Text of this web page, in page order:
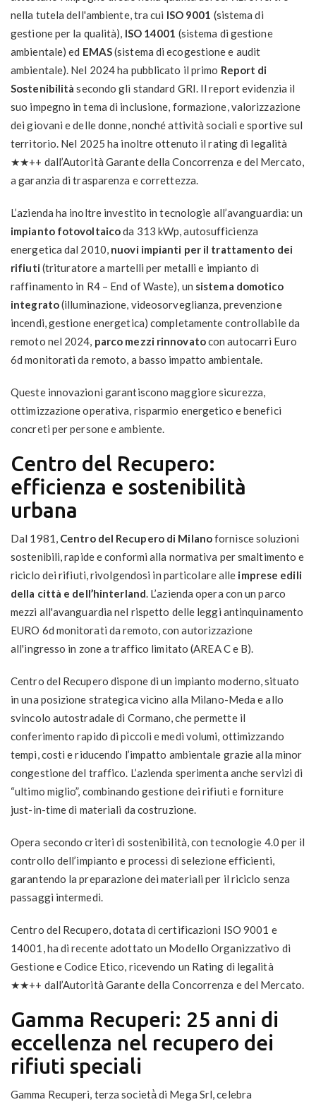
nella tutela dell'ambiente, tra cui ISO 9001 (sistema di
gestione per la qualità), ISO 14001 (sistema di gestione
ambientale) ed EMAS(sistema di ecogestione e audit
ambientale). Nel 2024 ha pubblicato il primo Report di
Sostenibilità secondo gli standard GRI. Il report evidenzia il
suo impegno in tema di inclusione, formazione, valorizzazione
dei giovani e delle donne, nonché attività sociali e sportive sul
territorio. Nel 2025 ha inoltre ottenuto il rating di legalità
★★++ dall’Autorità Garante della Concorrenza e del Mercato,
a garanzia di trasparenza e correttezza.
L’azienda ha inoltre investito in tecnologie all’avanguardia: un
impianto fotovoltaicoda 313 kWp, autosufficienza
energetica dal 2010, nuovi impianti per il trattamento dei
rifiuti (trituratore a martelli per metalli e impianto di
raffinamento in R4 – End of Waste), un sistema domotico
integrato(illuminazione, videosorveglianza, prevenzione
incendi, gestione energetica) completamente controllabile da
remoto nel 2024, parco mezzi rinnovatocon autocarri Euro
6d monitorati da remoto, a basso impatto ambientale.
Queste innovazioni garantiscono maggiore sicurezza,
ottimizzazione operativa, risparmio energetico e benefici
concreti per persone e ambiente.
Centro del Recupero:
efficienza e sostenibilità
urbana
Dal 1981, Centro del Recupero di Milanofornisce soluzioni
sostenibili, rapide e conformi alla normativa per smaltimento e
riciclo dei rifiuti, rivolgendosi in particolare alle imprese edili
della città e dell’hinterland. L’azienda opera con un parco
mezzi all'avanguardia nel rispetto delle leggi antinquinamento
EURO 6d monitorati da remoto, con autorizzazione
all'ingresso in zone a traffico limitato (AREA C e B).
Centro del Recupero dispone di un impianto moderno, situato
in una posizione strategica vicino alla Milano-Meda e allo
svincolo autostradale di Cormano, che permette il
conferimento rapido di piccoli e medi volumi, ottimizzando
tempi, costi e riducendo l’impatto ambientale grazie alla minor
congestione del traffico. L’azienda sperimenta anche servizi di
“ultimo miglio”, combinando gestione dei rifiuti e forniture
just-in-time di materiali da costruzione.
Opera secondo criteri di sostenibilità, con tecnologie 4.0 per il
controllo dell’impianto e processi di selezione efficienti,
garantendo la preparazione dei materiali per il riciclo senza
passaggi intermedi.
Centro del Recupero, dotata di certificazioni ISO 9001 e
14001, ha di recente adottato un Modello Organizzativo di
Gestione e Codice Etico, ricevendo un Rating di legalità
★★++ dall’Autorità Garante della Concorrenza e del Mercato.
Gamma Recuperi: 25 anni di
eccellenza nel recupero dei
rifiuti speciali
Gamma Recuperi, terza società̀ di Mega Srl, celebra